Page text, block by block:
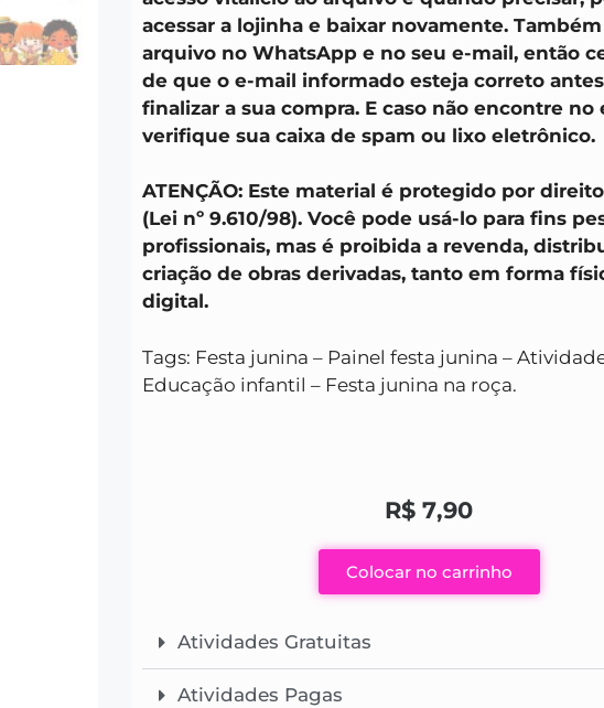
acessar a lojinha e baixar novamente.
arquivo no WhatsApp e no seu e-mail, então
de que o e-mail informado esteja correto
finalizar a sua compra. E caso não encontre no
verifique sua caixa de spam ou lixo eletrônico.
ATENÇÃO: Este material é protegido por
(Lei nº 9.610/98). Você pode usá-lo para fins
profissionais, mas é proibida a revenda,
criação de obras derivadas, tanto em forma
digital.
Tags: Festa junina – Painel festa junina –
Educação infantil – Festa junina na roça.
R$ 7,90
Colocar no carrinho
Atividades Gratuitas
Atividades Pagas